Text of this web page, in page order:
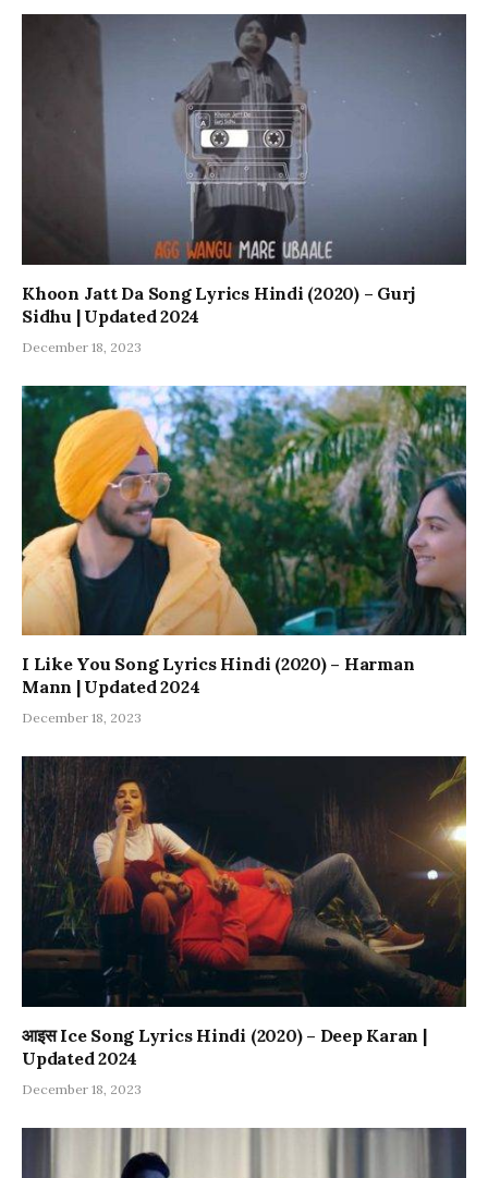
Khoon Jatt Da Song Lyrics Hindi (2020) – Gurj
Sidhu | Updated 2024
December 18, 2023
I Like You Song Lyrics Hindi (2020) – Harman
Mann | Updated 2024
December 18, 2023
आइस Ice Song Lyrics Hindi (2020) – Deep Karan |
Updated 2024
December 18, 2023